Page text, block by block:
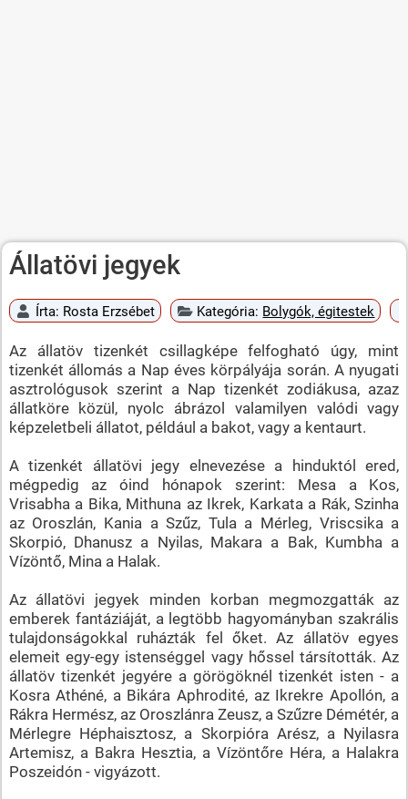
Állatövi jegyek
Írta: Rosta Erzsébet Kategória: Bolygók, égitestek
Az állatöv tizenkét csillagképe felfogható úgy, mint
tizenkét állomás a Nap éves körpályája során. A nyugati
asztrológusok szerint a Nap tizenkét zodiákusa, azaz
állatköre közül, nyolc ábrázol valamilyen valódi vagy
képzeletbeli állatot, például a bakot, vagy a kentaurt.
A tizenkét állatövi jegy elnevezése a hinduktól ered,
mégpedig az óind hónapok szerint: Mesa a Kos,
Vrisabha a Bika, Mithuna az Ikrek, Karkata a Rák, Szinha
az Oroszlán, Kania a Szűz, Tula a Mérleg, Vriscsika a
Skorpió, Dhanusz a Nyilas, Makara a Bak, Kumbha a
Vízöntő, Mina a Halak.
Az állatövi jegyek minden korban megmozgatták az
emberek fantáziáját, a legtöbb hagyományban szakrális
tulajdonságokkal ruházták fel őket. Az állatöv egyes
elemeit egy-egy istenséggel vagy hőssel társították. Az
állatöv tizenkét jegyére a görögöknél tizenkét isten - a
Kosra Athéné, a Bikára Aphrodité, az Ikrekre Apollón, a
Rákra Hermész, az Oroszlánra Zeusz, a Szűzre Démétér, a
Mérlegre Héphaisztosz, a Skorpióra Arész, a Nyilasra
Artemisz, a Bakra Hesztia, a Vízöntőre Héra, a Halakra
Poszeidón - vigyázott.